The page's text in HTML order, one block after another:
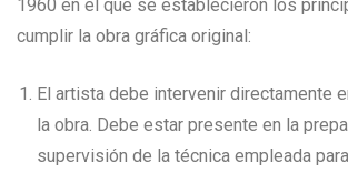
1960 en el que se establecieron los
cumplir la obra gráfica original:
El artista debe intervenir directamente
la obra. Debe estar presente en la
supervisión de la técnica empleada